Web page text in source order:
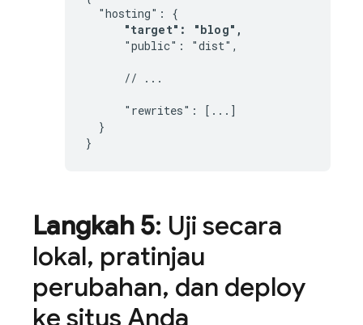
  "hosting": {
"target": "blog",
      "public": "dist",
      // ...
      "rewrites": [...]
  }
}
Langkah 5: Uji secara
lokal, pratinjau
perubahan, dan deploy
ke situs Anda